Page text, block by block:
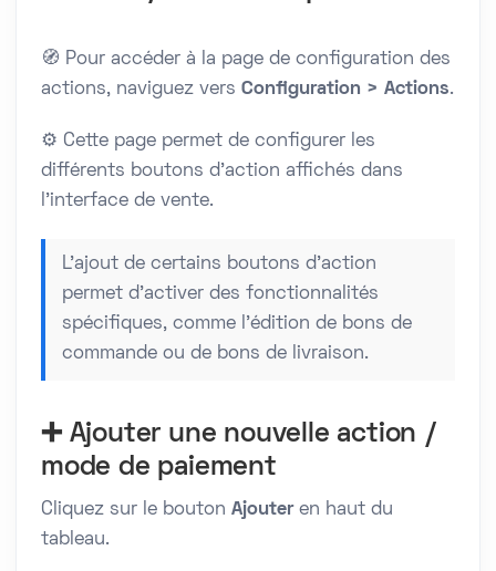
🧭 Pour accéder à la page de configuration des
actions, naviguez vers Configuration > Actions.
⚙️ Cette page permet de configurer les
différents boutons d'action affichés dans
l'interface de vente.
L’ajout de certains boutons d'action
permet d’activer des fonctionnalités
spécifiques, comme l’édition de bons de
commande ou de bons de livraison.
➕ Ajouter une nouvelle action /
mode de paiement
Cliquez sur le bouton Ajouteren haut du
tableau.